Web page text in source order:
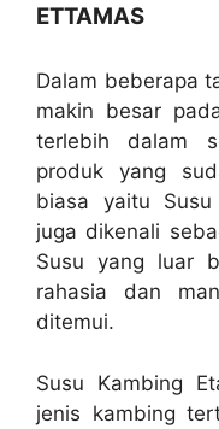
ETTAMAS
Dalam beberapa
makin besar
terlebih dalam
produk yang
biasa yaitu Susu
juga dikenali
Susu yang luar
rahasia dan
ditemui.
Susu Kambing
jenis kambing